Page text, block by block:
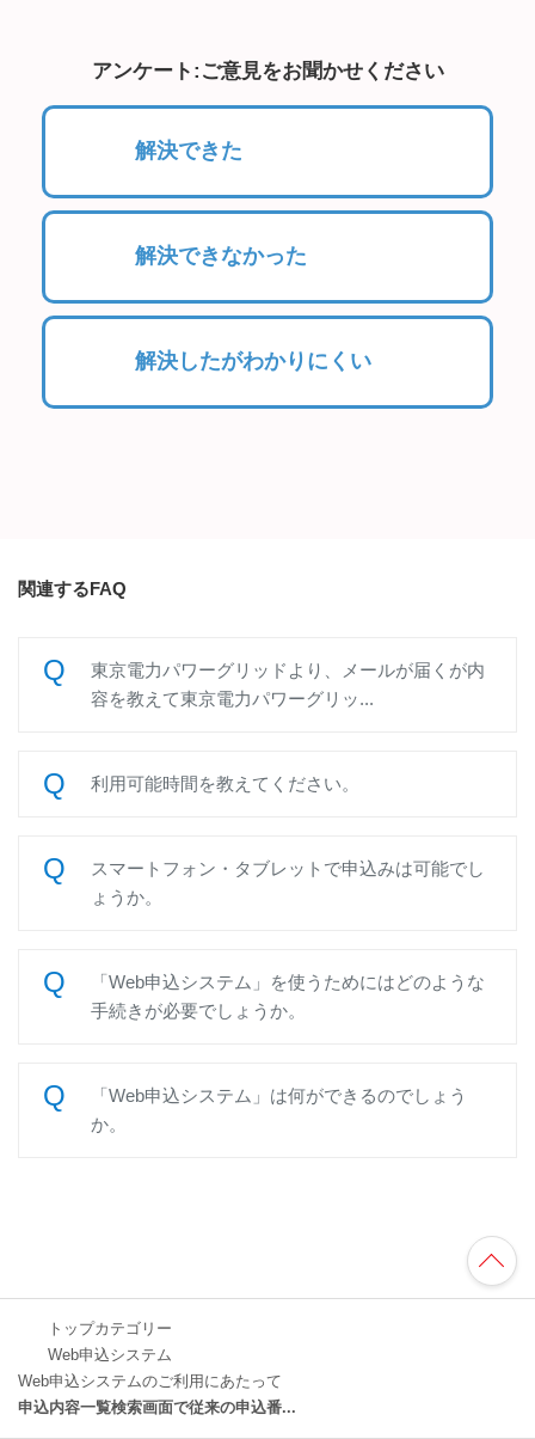
アンケート:ご意見をお聞かせください
解決できた
解決できなかった
解決したがわかりにくい
関連するFAQ
東京電力パワーグリッドより、メールが届くが内
容を教えて東京電力パワーグリッ...
利用可能時間を教えてください。
スマートフォン・タブレットで申込みは可能でし
ょうか。
「Web申込システム」を使うためにはどのような
手続きが必要でしょうか。
「Web申込システム」は何ができるのでしょう
か。
TO
P
へ
トップカテゴリー
Web申込システム
Web申込システムのご利用にあたって
申込内容一覧検索画面で従来の申込番...